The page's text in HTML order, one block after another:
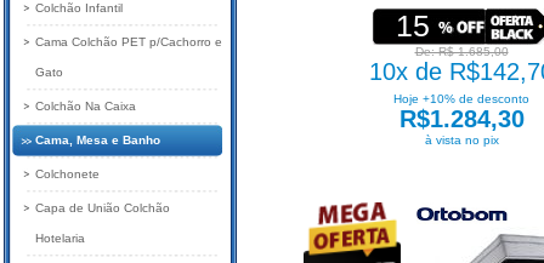
15
De: R$ 1.685,00
10x de
Hoje +10% de desconto
R$1.284,30
à vista no pix
Colchão Infantil
Cama Colchão PET p/Cachorro e
Gato
Colchão Na Caixa
Cama, Mesa e Banho
Colchonete
Capa de União Colchão
Hotelaria